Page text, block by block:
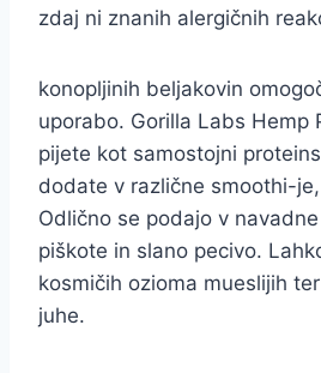
zdaj ni znanih alergičnih
konopljinih beljakovin
uporabo. Gorilla Labs Hemp
pijete kot samostojni
dodate v različne smoothi-
Odlično se podajo v
piškote in slano pecivo.
kosmičih ozioma mueslijih
juhe.